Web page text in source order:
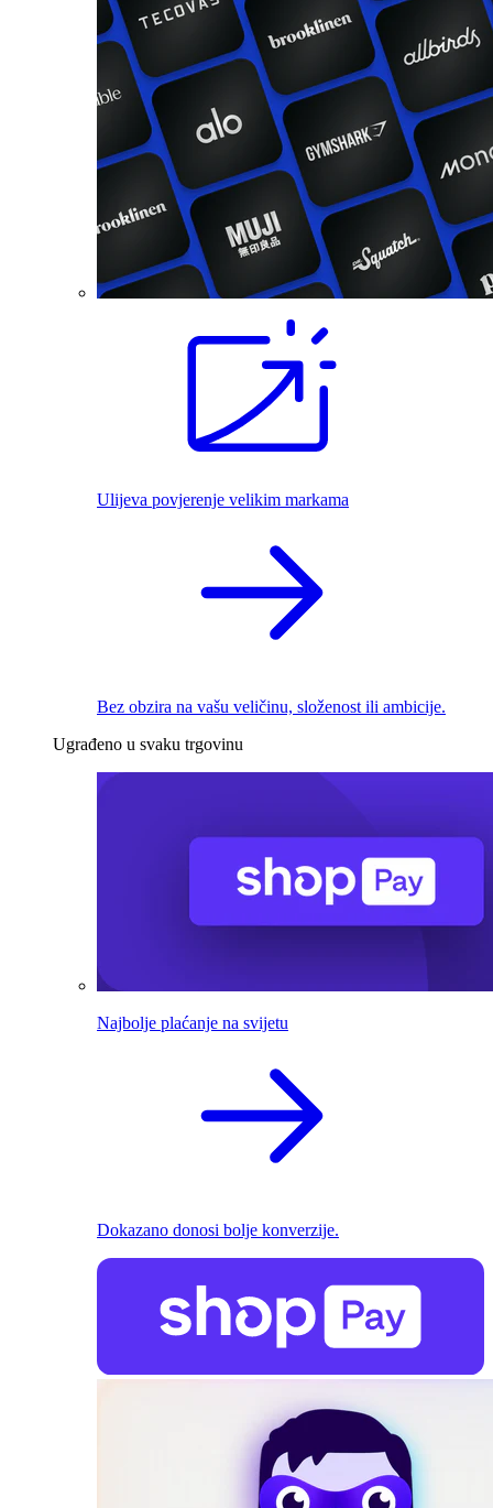
Ulijeva povjerenje velikim markama
Bez obzira na vašu veličinu, složenost ili ambicije.
Ugrađeno u svaku trgovinu
Najbolje plaćanje na svijetu
Dokazano donosi bolje konverzije.